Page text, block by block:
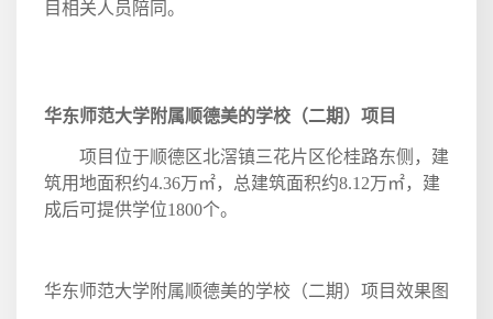
目相关人员陪同。
华东师范大学附属顺德美的学校（二期）项目
项目位于顺德区北滘镇三花片区伦桂路东侧，建
筑用地面积约4.36万㎡，总建筑面积约8.12万㎡，建
成后可提供学位1800个。
华东师范大学附属顺德美的学校（二期）项目效果图